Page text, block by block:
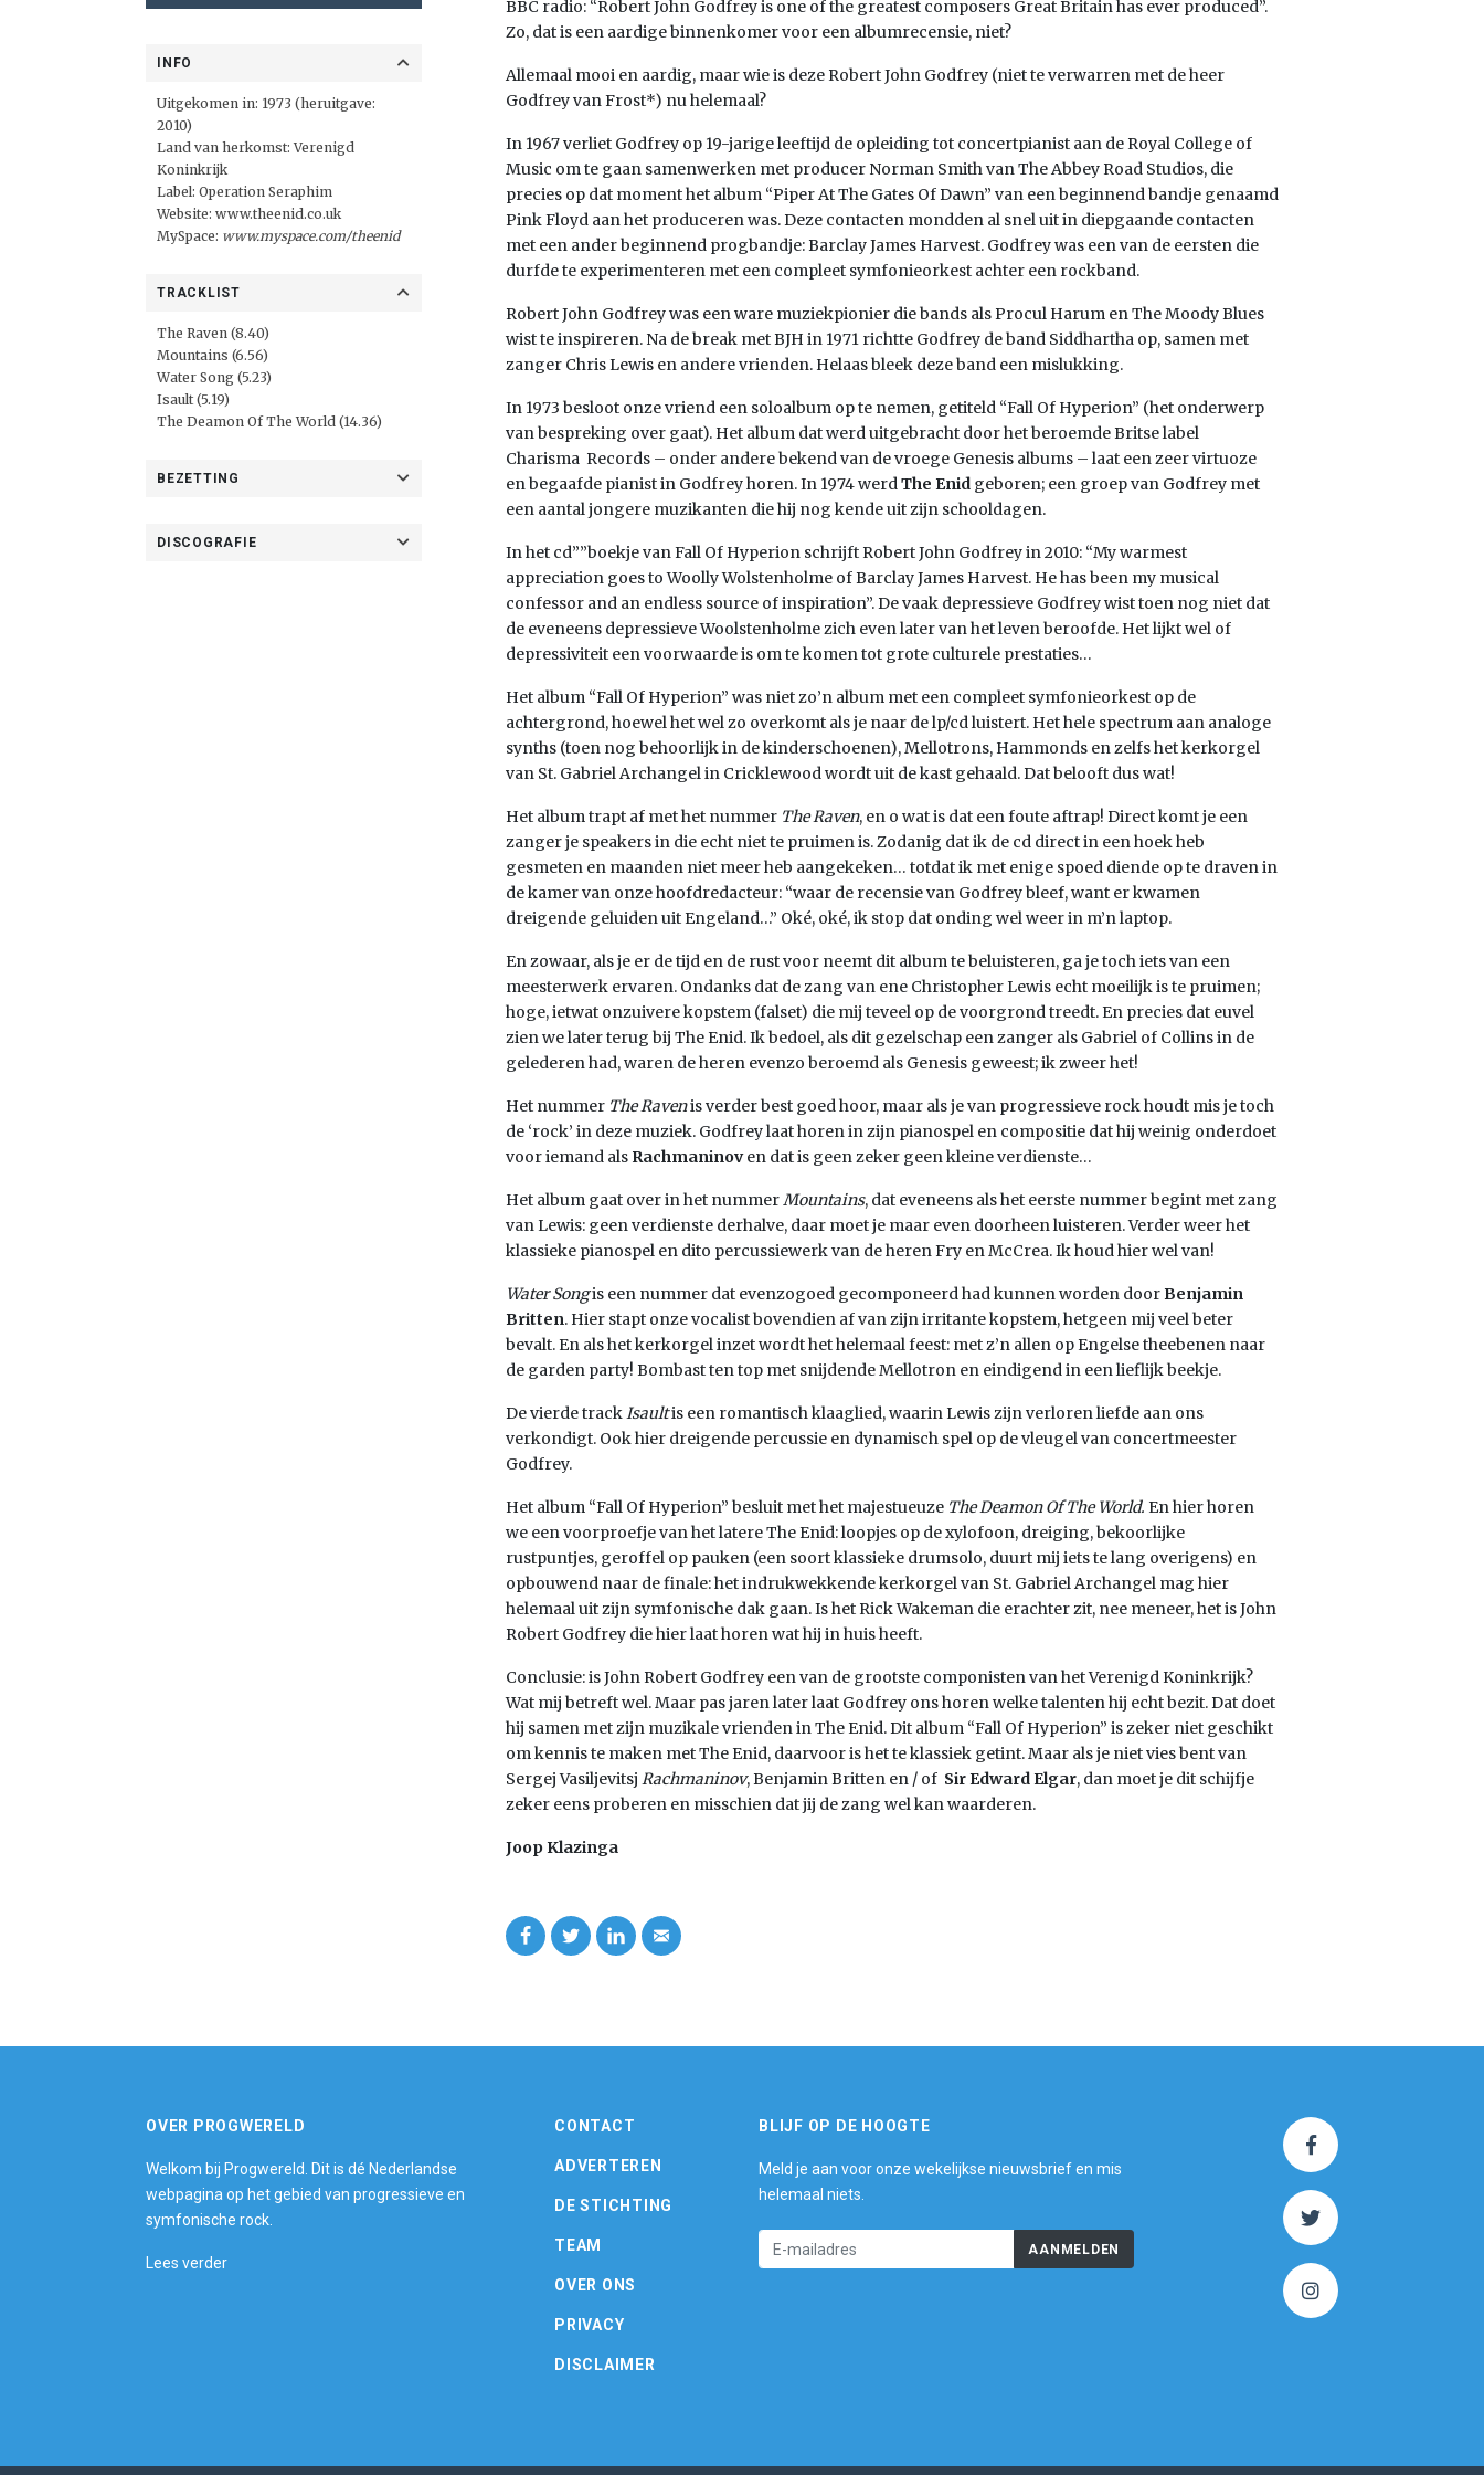
INFO
Uitgekomen in: 1973 (heruitgave:
2010)
Land van herkomst: Verenigd
Koninkrijk
Label: Operation Seraphim
Website: www.theenid.co.uk
MySpace: www.myspace.com/theenid
TRACKLIST
The Raven (8.40)
Mountains (6.56)
Water Song (5.23)
Isault (5.19)
The Deamon Of The World (14.36)
BEZETTING
DISCOGRAFIE
BBC radio: “Robert John Godfrey is one of the greatest composers Great Britain has ever produced”.
Zo, dat is een aardige binnenkomer voor een albumrecensie, niet?
Allemaal mooi en aardig, maar wie is deze Robert John Godfrey (niet te verwarren met de heer
Godfrey van Frost*) nu helemaal?
In 1967 verliet Godfrey op 19-jarige leeftijd de opleiding tot concertpianist aan de Royal College of
Music om te gaan samenwerken met producer Norman Smith van The Abbey Road Studios, die
precies op dat moment het album “Piper At The Gates Of Dawn” van een beginnend bandje genaamd
Pink Floyd aan het produceren was. Deze contacten mondden al snel uit in diepgaande contacten
met een ander beginnend progbandje: Barclay James Harvest. Godfrey was een van de eersten die
durfde te experimenteren met een compleet symfonieorkest achter een rockband.
Robert John Godfrey was een ware muziekpionier die bands als Procul Harum en The Moody Blues
wist te inspireren. Na de break met BJH in 1971 richtte Godfrey de band Siddhartha op, samen met
zanger Chris Lewis en andere vrienden. Helaas bleek deze band een mislukking.
In 1973 besloot onze vriend een soloalbum op te nemen, getiteld “Fall Of Hyperion” (het onderwerp
van bespreking over gaat). Het album dat werd uitgebracht door het beroemde Britse label
Charisma Records – onder andere bekend van de vroege Genesis albums – laat een zeer virtuoze
en begaafde pianist in Godfrey horen. In 1974 werdThe Enid geboren; een groep van Godfrey met
een aantal jongere muzikanten die hij nog kende uit zijn schooldagen.
In het cd””boekje van Fall Of Hyperion schrijft Robert John Godfrey in 2010: “My warmest
appreciation goes to Woolly Wolstenholme of Barclay James Harvest. He has been my musical
confessor and an endless source of inspiration”. De vaak depressieve Godfrey wist toen nog niet dat
de eveneens depressieve Woolstenholme zich even later van het leven beroofde. Het lijkt wel of
depressiviteit een voorwaarde is om te komen tot grote culturele prestaties…
Het album “Fall Of Hyperion” was niet zo’n album met een compleet symfonieorkest op de
achtergrond, hoewel het wel zo overkomt als je naar de lp/cd luistert. Het hele spectrum aan analoge
synths (toen nog behoorlijk in de kinderschoenen), Mellotrons, Hammonds en zelfs het kerkorgel
van St. Gabriel Archangel in Cricklewood wordt uit de kast gehaald. Dat belooft dus wat!
Het album trapt af met het nummer The Raven, en o wat is dat een foute aftrap! Direct komt je een
zanger je speakers in die echt niet te pruimen is. Zodanig dat ik de cd direct in een hoek heb
gesmeten en maanden niet meer heb aangekeken… totdat ik met enige spoed diende op te draven in
de kamer van onze hoofdredacteur: “waar de recensie van Godfrey bleef, want er kwamen
dreigende geluiden uit Engeland…” Oké, oké, ik stop dat onding wel weer in m’n laptop.
En zowaar, als je er de tijd en de rust voor neemt dit album te beluisteren, ga je toch iets van een
meesterwerk ervaren. Ondanks dat de zang van ene Christopher Lewis echt moeilijk is te pruimen;
hoge, ietwat onzuivere kopstem (falset) die mij teveel op de voorgrond treedt. En precies dat euvel
zien we later terug bij The Enid. Ik bedoel, als dit gezelschap een zanger als Gabriel of Collins in de
gelederen had, waren de heren evenzo beroemd als Genesis geweest; ik zweer het!
Het nummer The Ravenis verder best goed hoor, maar als je van progressieve rock houdt mis je toch
de ‘rock’ in deze muziek. Godfrey laat horen in zijn pianospel en compositie dat hij weinig onderdoet
voor iemand als Rachmaninoven dat is geen zeker geen kleine verdienste…
Het album gaat over in het nummerMountains, dat eveneens als het eerste nummer begint met zang
van Lewis: geen verdienste derhalve, daar moet je maar even doorheen luisteren. Verder weer het
klassieke pianospel en dito percussiewerk van de heren Fry en McCrea. Ik houd hier wel van!
Water Songis een nummer dat evenzogoed gecomponeerd had kunnen worden doorBenjamin
Britten. Hier stapt onze vocalist bovendien af van zijn irritante kopstem, hetgeen mij veel beter
bevalt. En als het kerkorgel inzet wordt het helemaal feest: met z’n allen op Engelse theebenen naar
de garden party! Bombast ten top met snijdende Mellotron en eindigend in een lieflijk beekje.
De vierde trackIsaultis een romantisch klaaglied, waarin Lewis zijn verloren liefde aan ons
verkondigt. Ook hier dreigende percussie en dynamisch spel op de vleugel van concertmeester
Godfrey.
Het album “Fall Of Hyperion” besluit met het majestueuze The Deamon Of The World. En hier horen
we een voorproefje van het latere The Enid: loopjes op de xylofoon, dreiging, bekoorlijke
rustpuntjes, geroffel op pauken (een soort klassieke drumsolo, duurt mij iets te lang overigens) en
opbouwend naar de finale: het indrukwekkende kerkorgel van St. Gabriel Archangel mag hier
helemaal uit zijn symfonische dak gaan. Is het Rick Wakeman die erachter zit, nee meneer, het is John
Robert Godfrey die hier laat horen wat hij in huis heeft.
Conclusie: is John Robert Godfrey een van de grootste componisten van het Verenigd Koninkrijk?
Wat mij betreft wel. Maar pas jaren later laat Godfrey ons horen welke talenten hij echt bezit. Dat doet
hij samen met zijn muzikale vrienden in The Enid. Dit album “Fall Of Hyperion” is zeker niet geschikt
om kennis te maken met The Enid, daarvoor is het te klassiek getint. Maar als je niet vies bent van
Sergej Vasiljevitsj Rachmaninov, Benjamin Britten en / of Sir Edward Elgar, dan moet je dit schijfje
zeker eens proberen en misschien dat jij de zang wel kan waarderen.
Joop Klazinga
OVER PROGWERELD
Welkom bij Progwereld. Dit is dé Nederlandse
webpagina op het gebied van progressieve en
symfonische rock.
Lees verder
CONTACT
ADVERTEREN
DE STICHTING
TEAM
OVER ONS
PRIVACY
DISCLAIMER
BLIJF OP DE HOOGTE
Meld je aan voor onze wekelijkse nieuwsbrief en mis
helemaal niets.
AANMELDEN